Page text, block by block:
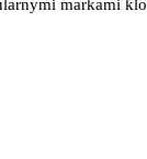
markami